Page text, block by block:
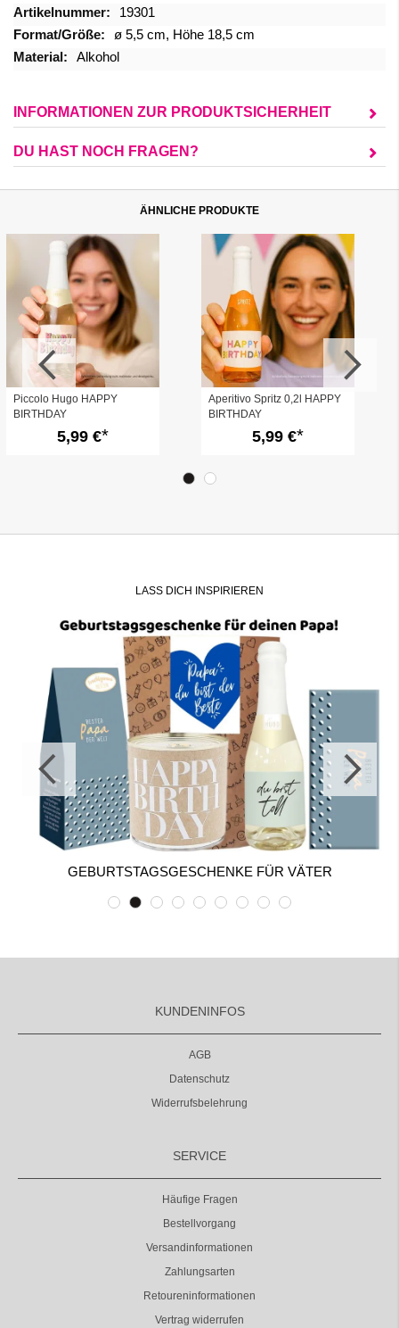
Mehr
Informationen
19301
ø 5,5 cm, Höhe 18,5 cm
Alkohol
INFORMATIONEN ZUR PRODUKTSICHERHEIT
DU HAST NOCH FRAGEN?
ÄHNLICHE PRODUKTE
Piccolo Hugo HAPPY
BIRTHDAY
5,99 €
Aperitivo Spritz 0,2l HAPPY
BIRTHDAY
5,99 €
LASS DICH INSPIRIEREN
GEBURTSTAGSGESCHENKE FÜR VÄTER
KUNDENINFOS
AGB
Datenschutz
Widerrufsbelehrung
SERVICE
Häufige Fragen
Bestellvorgang
Versandinformationen
Zahlungsarten
Retoureninformationen
Vertrag widerrufen